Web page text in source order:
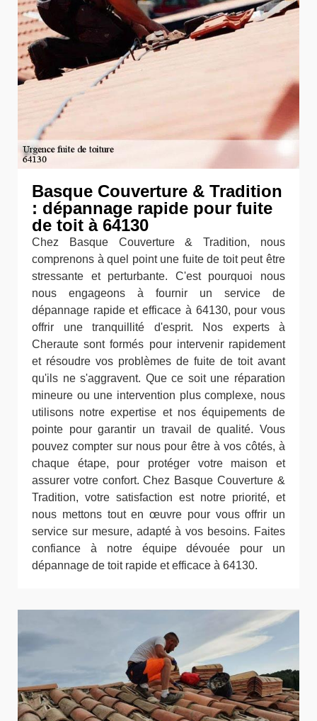
Basque Couverture & Tradition
: dépannage rapide pour fuite
de toit à 64130
Chez Basque Couverture & Tradition, nous
comprenons à quel point une fuite de toit peut être
stressante et perturbante. C'est pourquoi nous
nous engageons à fournir un service de
dépannage rapide et efficace à 64130, pour vous
offrir une tranquillité d'esprit. Nos experts à
Cheraute sont formés pour intervenir rapidement
et résoudre vos problèmes de fuite de toit avant
qu'ils ne s'aggravent. Que ce soit une réparation
mineure ou une intervention plus complexe, nous
utilisons notre expertise et nos équipements de
pointe pour garantir un travail de qualité. Vous
pouvez compter sur nous pour être à vos côtés, à
chaque étape, pour protéger votre maison et
assurer votre confort. Chez Basque Couverture &
Tradition, votre satisfaction est notre priorité, et
nous mettons tout en œuvre pour vous offrir un
service sur mesure, adapté à vos besoins. Faites
confiance à notre équipe dévouée pour un
dépannage de toit rapide et efficace à 64130.